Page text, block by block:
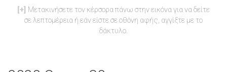
Μετακινήσετε τον κέρσορα πάνω στην εικόνα για να δείτε
σε λεπτομέρεια ή εάν είστε σε οθόνη αφής, αγγίξτε με το
δάκτυλο.